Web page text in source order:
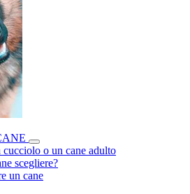
o un cane adulto
scegliere?
un cane